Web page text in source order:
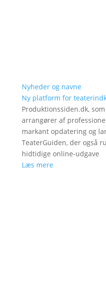
Nyheder og navne
Ny platform for
Produktionssiden.dk,
arrangører af
markant opdatering og
TeaterGuiden, der også
hidtidige online-udgave
Læs mere